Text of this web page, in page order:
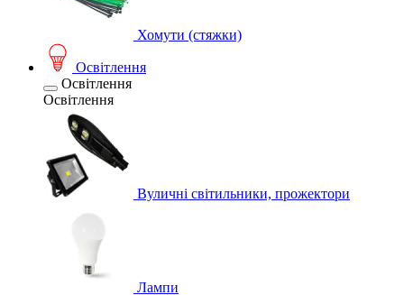
Хомути (стяжки)
Освітлення
Освітлення
Освітлення
Вуличні світильники, прожектори
Лампи